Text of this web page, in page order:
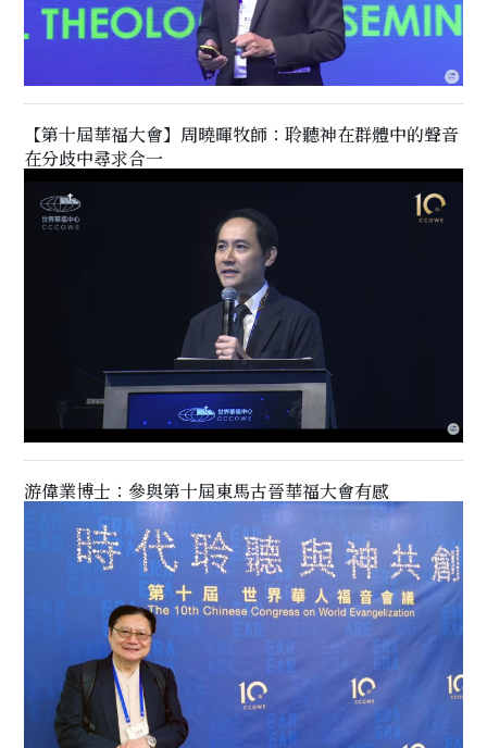
【第十屆華福大會】周曉暉牧師：聆聽神在群體中的聲音
在分歧中尋求合一
游偉業博士：參與第十屆東馬古晉華福大會有感